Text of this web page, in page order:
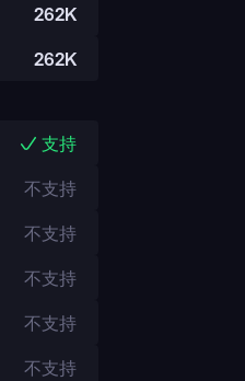
262K
262K
支持
不支持
不支持
不支持
不支持
不支持